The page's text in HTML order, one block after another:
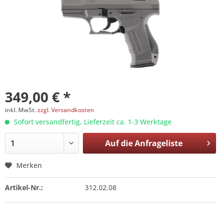
349,00 € *
inkl. MwSt.zzgl. Versandkosten
Sofort versandfertig, Lieferzeit ca. 1-3 Werktage
Auf dieAnfrageliste
Merken
Artikel-Nr.: 312.02.08